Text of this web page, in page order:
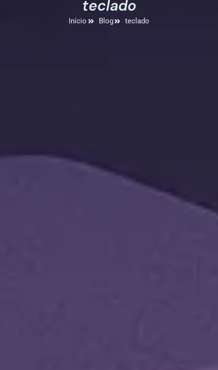
teclado
Início Blog teclado